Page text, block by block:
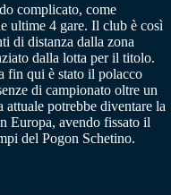
complicato, come
ultime 4 gare. Il club è così
di distanza dalla zona
dalla lotta per il titolo.
fin qui è stato il polacco
di campionato oltre un
potrebbe diventare la
Europa, avendo fissato il
del Pogon Schetino.